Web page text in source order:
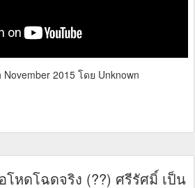
November 2015โดย Unknown
โหดโฉดจริง (??) ศรีรัศมิ์ เป็น